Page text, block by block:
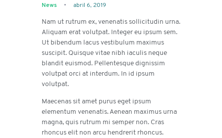
News abril 6, 2019
Nam ut rutrum ex, venenatis sollicitudin urna.
Aliquam erat volutpat. Integer eu ipsum sem.
Ut bibendum lacus vestibulum maximus
suscipit. Quisque vitae nibh iaculis neque
blandit euismod. Pellentesque dignissim
volutpat orci at interdum. In id ipsum
volutpat.
Maecenas sit amet purus eget ipsum
elementum venenatis. Aenean maximus urna
magna, quis rutrum mi semper non. Cras
rhoncus elit non arcu hendrerit rhoncus.